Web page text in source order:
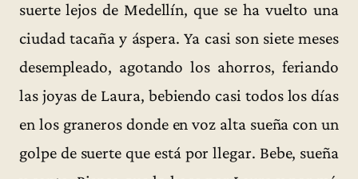
suerte lejos de Medellín, que se ha vuelto una
ciudad tacaña y áspera. Ya casi son siete meses
desempleado, agotando los ahorros, feriando
las joyas de Laura, bebiendo casi todos los días
en los graneros donde en voz alta sueña con un
golpe de suerte que está por llegar. Bebe, sueña